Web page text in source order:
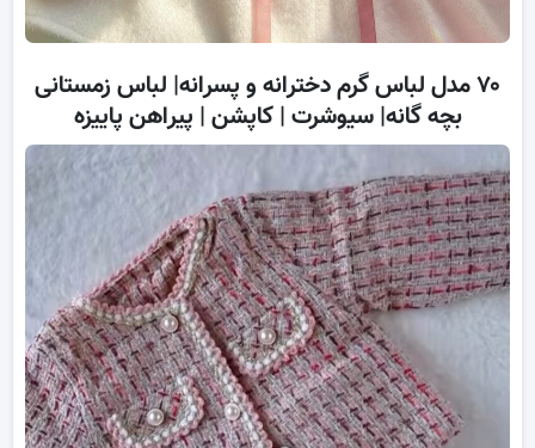
۷۰ مدل لباس گرم دخترانه و پسرانه| لباس زمستانی
بچه گانه| سیوشرت | کاپشن | پیراهن پاییزه